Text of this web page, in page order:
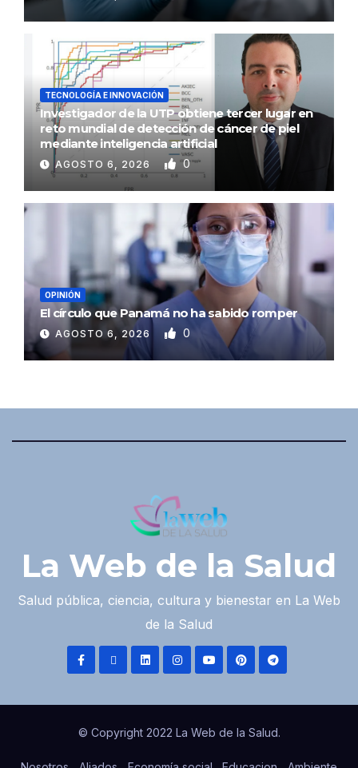
TECNOLOGÍA E INNOVACIÓN
Investigador de la UTP obtiene tercer lugar en
reto mundial de detección de cáncer de piel
mediante inteligencia artificial
AGOSTO 6, 2026 0
OPINIÓN
El círculo que Panamá no ha sabido romper
AGOSTO 6, 2026 0
La Web de la Salud
Salud pública, ciencia, cultura y bienestar en La Web
de la Salud
© Copyright 2022 La Web de la Salud.